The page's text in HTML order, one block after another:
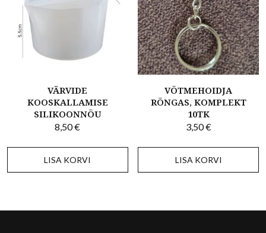
VÄRVIDE
KOOSKALLAMISE
SILIKOONNÕU
8,50€
LISA KORVI
VÕTMEHOIDJA
RÕNGAS, KOMPLEKT
10TK
3,50€
LISA KORVI